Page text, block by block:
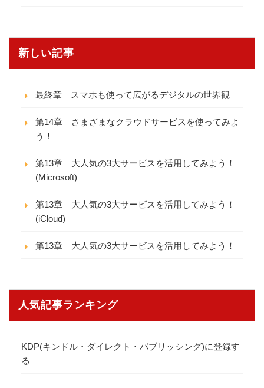
新しい記事
最終章 スマホも使って広がるデジタルの世界観
第14章 さまざまなクラウドサービスを使ってみよ
う！
第13章 大人気の3大サービスを活用してみよう！
(Microsoft)
第13章 大人気の3大サービスを活用してみよう！
(iCloud)
第13章 大人気の3大サービスを活用してみよう！
人気記事ランキング
KDP(キンドル・ダイレクト・パブリッシング)に登録す
る